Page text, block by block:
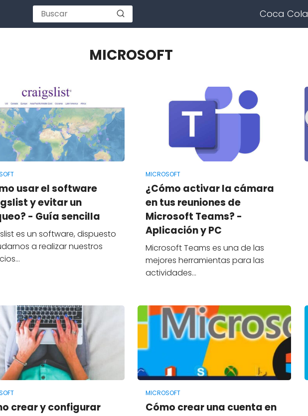
Coca Cola
MICROSOFT
usar el software
y evitar un
- Guía sencilla
es un software, dispuesto
a realizar nuestros
MICROSOFT
¿Cómo activar la cámara
en tus reuniones de
Microsoft Teams? -
Aplicación y PC
Microsoft Teams es una de las
mejores herramientas para las
actividades…
crear y configurar
MICROSOFT
Cómo crear una cuenta en